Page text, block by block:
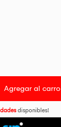
Agregar al carro
disponibles!